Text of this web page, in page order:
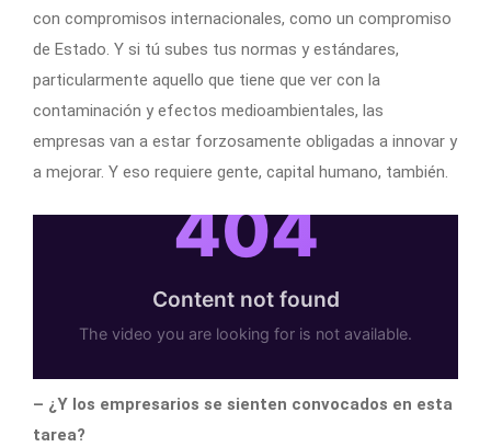
con compromisos internacionales, como un compromiso
de Estado. Y si tú subes tus normas y estándares,
particularmente aquello que tiene que ver con la
contaminación y efectos medioambientales, las
empresas van a estar forzosamente obligadas a innovar y
a mejorar. Y eso requiere gente, capital humano, también.
– ¿Y los empresarios se sienten convocados en esta
tarea?